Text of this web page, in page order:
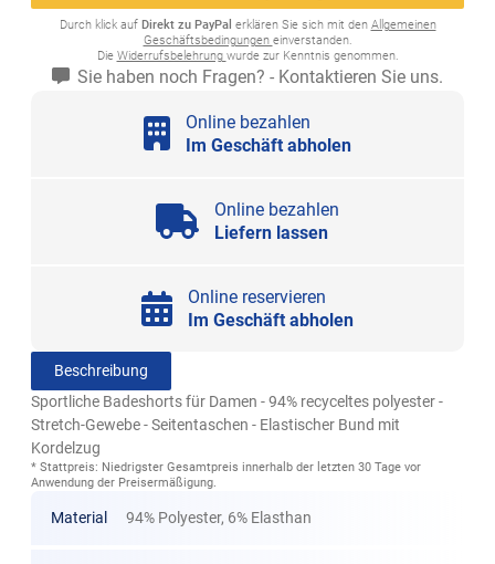
Durch klick auf Direkt zu PayPal erklären Sie sich mit den Allgemeinen
Geschäftsbedingungen einverstanden.
Die Widerrufsbelehrung wurde zur Kenntnis genommen.
Sie haben noch Fragen? - Kontaktieren Sie uns.
Online bezahlen
Im Geschäft abholen
Online bezahlen
Liefern lassen
Online reservieren
Im Geschäft abholen
Beschreibung
Sportliche Badeshorts für Damen - 94% recyceltes polyester -
Stretch-Gewebe - Seitentaschen - Elastischer Bund mit
Kordelzug
* Stattpreis: Niedrigster Gesamtpreis innerhalb der letzten 30 Tage vor
Anwendung der Preisermäßigung.
Material 94% Polyester, 6% Elasthan